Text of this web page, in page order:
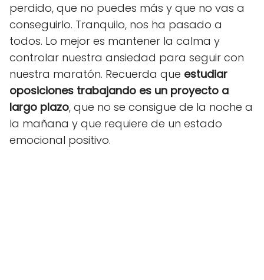
perdido, que no puedes más y que no vas a
conseguirlo. Tranquilo, nos ha pasado a
todos. Lo mejor es mantener la calma y
controlar nuestra ansiedad para seguir con
nuestra maratón. Recuerda que estudiar
oposiciones trabajando es un proyecto a
largo plazo, que no se consigue de la noche a
la mañana y que requiere de un estado
emocional positivo.